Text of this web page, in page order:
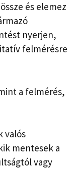
és elemez
nyerjen,
felmérésre
a felmérés,
valós
mentesek a
vagy